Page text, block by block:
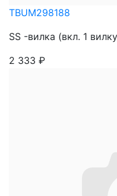
TBUM298188
SS -вилка (вкл. 1
2 333 ₽